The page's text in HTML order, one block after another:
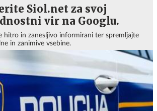
Siol.net za svoj
vir na Googlu.
hitro in zanesljivo informirani ter spremljajte
in zanimive vsebine.